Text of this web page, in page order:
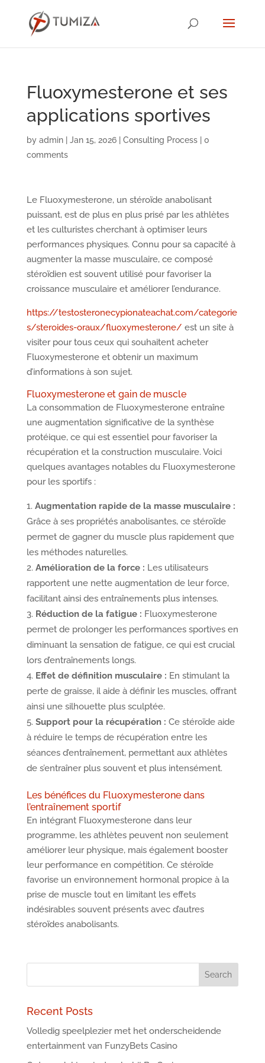
Fluoxymesterone et ses
applications sportives
by admin| Jan 15, 2026| Consulting Process| 0
comments
Le Fluoxymesterone, un stéroïde anabolisant
puissant, est de plus en plus prisé par les athlètes
et les culturistes cherchant à optimiser leurs
performances physiques. Connu pour sa capacité à
augmenter la masse musculaire, ce composé
stéroïdien est souvent utilisé pour favoriser la
croissance musculaire et améliorer l’endurance.
https://testosteronecypionateachat.com/categorie
s/steroides-oraux/fluoxymesterone/ est un site à
visiter pour tous ceux qui souhaitent acheter
Fluoxymesterone et obtenir un maximum
d’informations à son sujet.
Fluoxymesterone et gain de muscle
La consommation de Fluoxymesterone entraîne
une augmentation significative de la synthèse
protéique, ce qui est essentiel pour favoriser la
récupération et la construction musculaire. Voici
quelques avantages notables du Fluoxymesterone
pour les sportifs :
Augmentation rapide de la masse musculaire :
Grâce à ses propriétés anabolisantes, ce stéroïde
permet de gagner du muscle plus rapidement que
les méthodes naturelles.
Amélioration de la force : Les utilisateurs
rapportent une nette augmentation de leur force,
facilitant ainsi des entraînements plus intenses.
Réduction de la fatigue : Fluoxymesterone
permet de prolonger les performances sportives en
diminuant la sensation de fatigue, ce qui est crucial
lors d’entraînements longs.
Effet de définition musculaire : En stimulant la
perte de graisse, il aide à définir les muscles, offrant
ainsi une silhouette plus sculptée.
Support pour la récupération : Ce stéroïde aide
à réduire le temps de récupération entre les
séances d’entraînement, permettant aux athlètes
de s’entraîner plus souvent et plus intensément.
Les bénéfices du Fluoxymesterone dans
l’entraînement sportif
En intégrant Fluoxymesterone dans leur
programme, les athlètes peuvent non seulement
améliorer leur physique, mais également booster
leur performance en compétition. Ce stéroïde
favorise un environnement hormonal propice à la
prise de muscle tout en limitant les effets
indésirables souvent présents avec d’autres
stéroïdes anabolisants.
Recent Posts
Volledig speelplezier met het onderscheidende
entertainment van FunzyBets Casino